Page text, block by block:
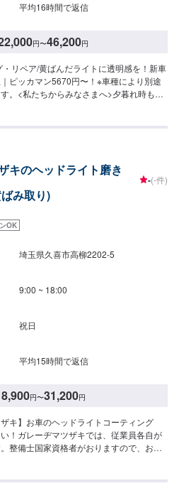
平均16時間で返信
円〜46,200円
リペア/黄ばんだライトに透明感を！新車
ピッカマン5670円〜！※車種により別途
。<私たちからみなさまへ>夕暮れ時も安
！〜今ある車を大切に〜埼玉県北葛飾郡
日>朝9時から夜7時まで営業中月曜定休
のヘッドライト磨き
み取り)
-(-件)
OK
埼玉県久喜市高柳2202-5
9:00 ~ 18:00
祝日
平均15時間で返信
8,900円〜31,200円
キ】お車のヘッドライトコーティング
！ガレーヂマツザキでは、従業員各自が
整備士国家資格者がおりますので、お客
積り【5】作業開始【6】納車時のお支払